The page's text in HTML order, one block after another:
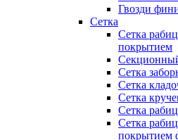
Гвозди
Сетка
Сетка
покрытием
Сетка
Сетка
Сетка
Сетка
Сетка
покрытием